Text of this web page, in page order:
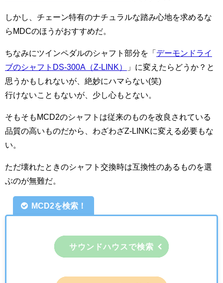
しかし、チェーン特有のナチュラルな踏み心地を求めるな
らMDCのほうがおすすめだ。
ちなみにツインペダルのシャフト部分を「 デーモンドライ
ブのシャフトDS-300A（Z-LINK）
」に変えたらどうか？と
思うかもしれないが、絶妙にハマらない(笑)
行けないこともないが、少し心もとない。
そもそもMCD2のシャフトは従来のものを改良されている
品質の高いものだから、わざわざZ-LINKに変える必要もな
い。
ただ壊れたときのシャフト交換時は互換性のあるものを選
ぶのが無難だ。
MCD2を検索！
サウンドハウスで検索